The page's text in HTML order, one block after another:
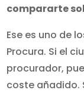
compararte
Ese es uno de
Procura. Si el
procurador,
coste añadido.